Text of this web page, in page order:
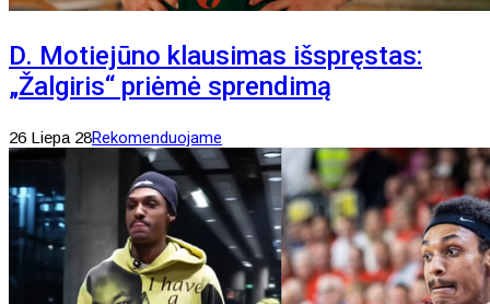
D. Motiejūno klausimas išspręstas:
„Žalgiris“ priėmė sprendimą
26 Liepa 28Rekomenduojame